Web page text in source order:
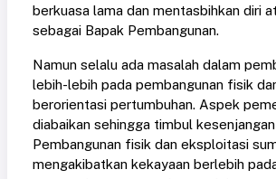
berkuasa lama dan mentasbihkan diri
sebagai Bapak Pembangunan.
Namun selalu ada masalah dalam
lebih-lebih pada pembangunan fisik
berorientasi pertumbuhan. Aspek
diabaikan sehingga timbul
Pembangunan fisik dan eksploitasi
mengakibatkan kekayaan berlebih